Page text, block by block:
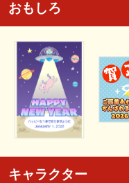
おもしろ
キャラクター